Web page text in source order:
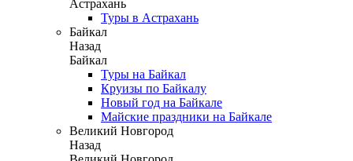
Астрахань
Туры в Астрахань
Байкал
Назад
Байкал
Туры на Байкал
Круизы по Байкалу
Новый год на Байкале
Майские праздники на Байкале
Великий Новгород
Назад